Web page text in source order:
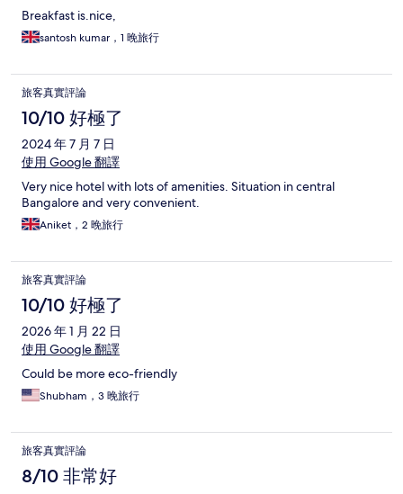
Breakfast is.nice,
santosh kumar，1 晚旅行
旅客真實評論
10/10 好極了
2024 年 7 月 7 日
使用 Google 翻譯
Very nice hotel with lots of amenities. Situation in central
Bangalore and very convenient.
Aniket，2 晚旅行
旅客真實評論
10/10 好極了
2026 年 1 月 22 日
使用 Google 翻譯
Could be more eco-friendly
Shubham，3 晚旅行
旅客真實評論
8/10 非常好